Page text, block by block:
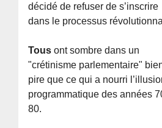
décidé de refuser de s’inscrire
dans le processus
Tous ont sombre dans un
"crétinisme parlementaire"
pire que ce qui a nourri
programmatique des années
80.